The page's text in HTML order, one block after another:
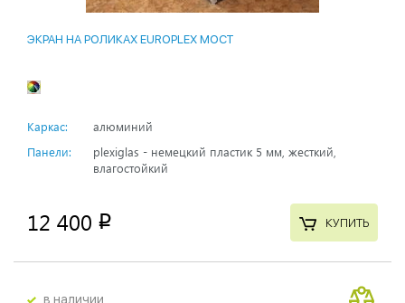
ЭКРАН НА РОЛИКАХ EUROPLEX МОСТ
Каркас:
алюминий
Панели:
plexiglas - немецкий пластик 5 мм, жесткий,
влагостойкий
12 400 p КУПИТЬ
в наличии